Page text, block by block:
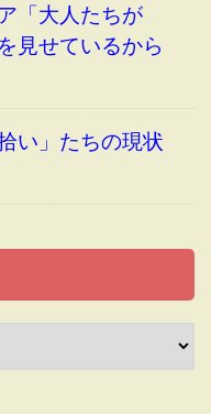
「大人たちが
見せているから
い」たちの現状